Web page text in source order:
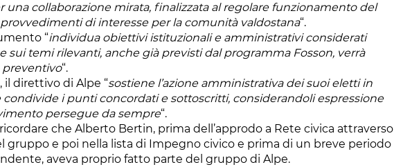
collaborazione mirata, finalizzata al regolare funzionamento del
di interesse per la comunità valdostana“.
“individua obiettivi istituzionali e amministrativi considerati
sui temi rilevanti, anche già previsti dal programma Fosson, verrà
“.
direttivo di Alpe “sostiene l’azione amministrativa dei suoi eletti in
condivide i punti concordati e sottoscritti, considerandoli espressione
persegue da sempre“.
che Alberto Bertin, prima dell’approdo a Rete civica attraverso
gruppo e poi nella lista di Impegno civico e prima di un breve periodo
aveva proprio fatto parte del gruppo di Alpe.